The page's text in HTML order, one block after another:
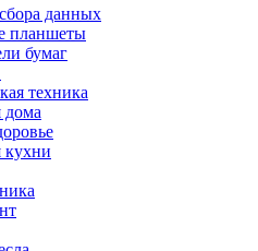
данных
планшеты
бумаг
техника
дома
кухни